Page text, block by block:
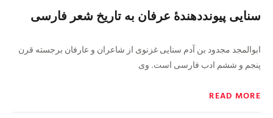
سنايی پيونددهندهٔ عرفان به تاريخ شعر فارسی
ابوالمجد مجدود بن آدم سنايی غزنوی از شاعران و عارفان برجسته قرن
پنجم و ششم ادب فارسی است. وی
READ MORE